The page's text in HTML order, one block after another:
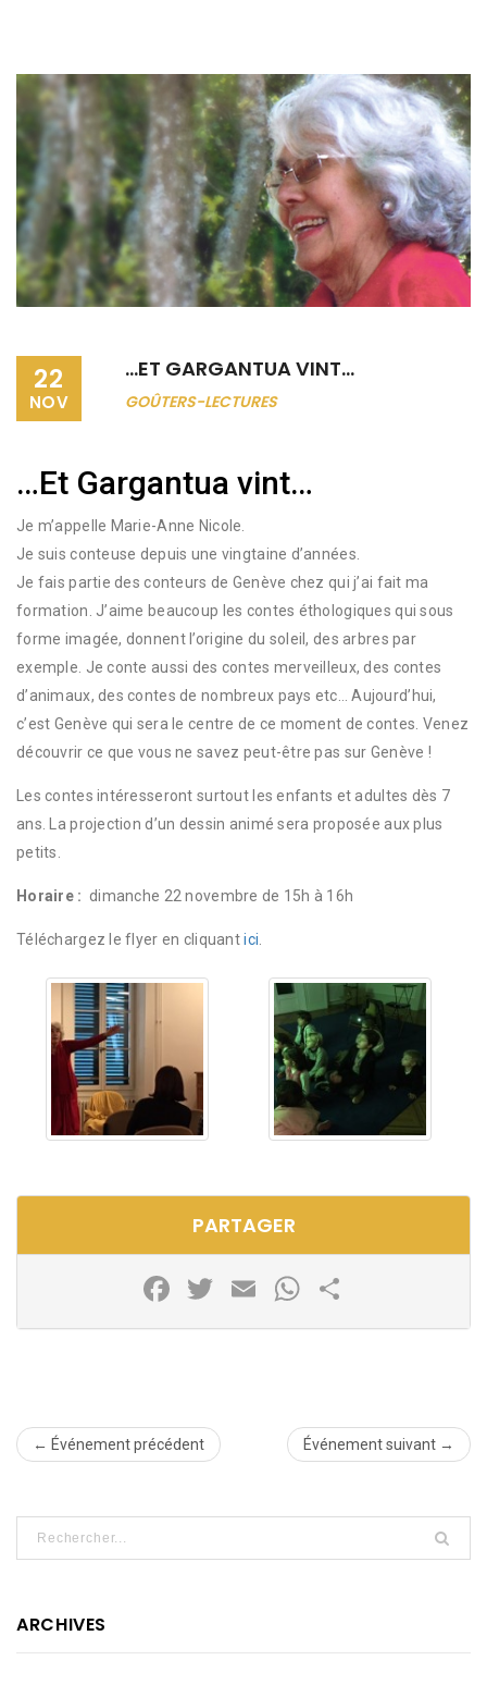
22
NOV
…ET GARGANTUA VINT…
GOÛTERS-LECTURES
…Et Gargantua vint…
Je m’appelle Marie-Anne Nicole.
Je suis conteuse depuis une vingtaine d’années.
Je fais partie des conteurs de Genève chez qui j’ai fait ma
formation. J’aime beaucoup les contes éthologiques qui sous
forme imagée, donnent l’origine du soleil, des arbres par
exemple. Je conte aussi des contes merveilleux, des contes
d’animaux, des contes de nombreux pays etc… Aujourd’hui,
c’est Genève qui sera le centre de ce moment de contes. Venez
découvrir ce que vous ne savez peut-être pas sur Genève !
Les contes intéresseront surtout les enfants et adultes dès 7
ans. La projection d’un dessin animé sera proposée aux plus
petits.
Horaire : dimanche 22 novembre de 15h à 16h
Téléchargez le flyer en cliquantici.
PARTAGER
Facebook
Twitter
EmailWhatsApp
← Événement précédent Événement suivant →
ARCHIVES